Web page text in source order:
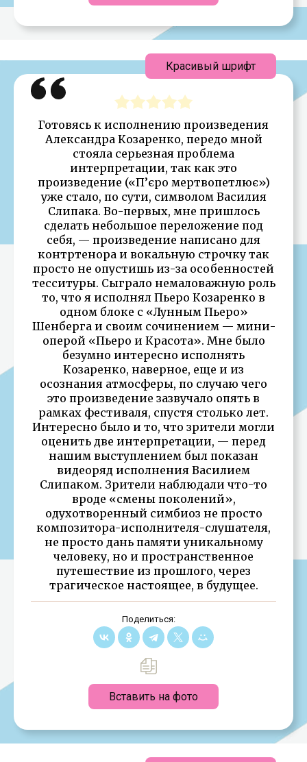
Готовясь к исполнению произведения
Александра Козаренко, передо мной
стояла серьезная проблема
интерпретации, так как это
произведение («П’єро мертвопетлює»)
уже стало, по сути, символом Василия
Слипака. Во-первых, мне пришлось
сделать небольшое переложение под
себя, — произведение написано для
контртенора и вокальную строчку так
просто не опустишь из-за особенностей
тесситуры. Сыграло немаловажную роль
то, что я исполнял Пьеро Козаренко в
одном блоке с «Лунным Пьеро»
Шенберга и своим сочинением — мини-
оперой «Пьеро и Красота». Мне было
безумно интересно исполнять
Козаренко, наверное, еще и из
осознания атмосферы, по случаю чего
это произведение зазвучало опять в
рамках фестиваля, спустя столько лет.
Интересно было и то, что зрители могли
оценить две интерпретации, — перед
нашим выступлением был показан
видеоряд исполнения Василием
Слипаком. Зрители наблюдали что-то
вроде «смены поколений»,
одухотворенный симбиоз не просто
композитора-исполнителя-слушателя,
не просто дань памяти уникальному
человеку, но и пространственное
путешествие из прошлого, через
трагическое настоящее, в будущее.
Поделиться:
Вставить на фото
Красивый шрифт